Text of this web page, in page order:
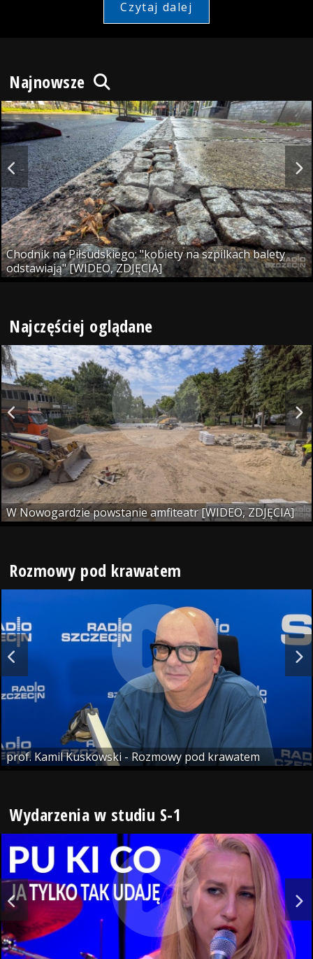
Czytaj dalej
Najnowsze
Chodnik na Piłsudskiego: "kobiety na szpilkach balety
odstawiają" [WIDEO, ZDJĘCIA]
Najczęściej oglądane
W Nowogardzie powstanie amfiteatr [WIDEO, ZDJĘCIA]
Rozmowy pod krawatem
prof. Kamil Kuskowski - Rozmowy pod krawatem
Wydarzenia w studiu S-1